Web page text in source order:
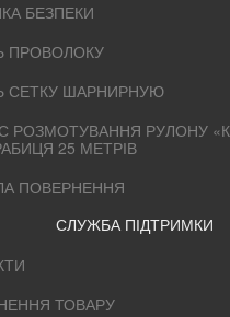
БЕЗПЕКИ
ПРОВОЛОКУ
СЕТКУ ШАРНИРНУЮ
РОЗМОТУВАННЯ РУЛОНУ
25 МЕТРІВ
ПОВЕРНЕННЯ
СЛУЖБА ПІДТРИМКИ
ТОВАРУ